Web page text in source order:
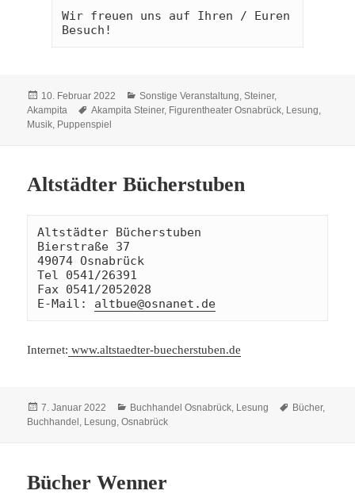
Wir freuen uns auf Ihren / Euren
Besuch!
Veröffentlicht
am
10. Februar 2022 Kategorien
Sonstige Veranstaltung ,Steiner,
Akampita
Schlagwörter
Akampita Steiner, Figurentheater Osnabrück Lesung
Musik Puppenspiel
Altstädter Bücherstuben
Altstädter Bücherstuben
Bierstraße 37
49074 Osnabrück
Tel 0541/26391
Fax 0541/2052028
E-Mail: altbue@osnanet.de
Internet: www.altstaedter-buecherstuben.de
Veröffentlicht
am
7. Januar 2022 Kategorien
Buchhandel Osnabrück, Lesung Schlagwörter
Bücher,
Buchhandel , Lesung,Osnabrück
Bücher Wenner